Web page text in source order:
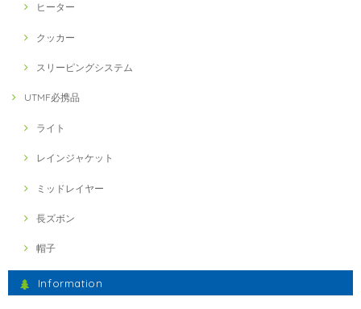
ヒーター
クッカー
スリーピングシステム
UTMF必携品
ライト
レインジャケット
ミッドレイヤー
長ズボン
帽子
Information